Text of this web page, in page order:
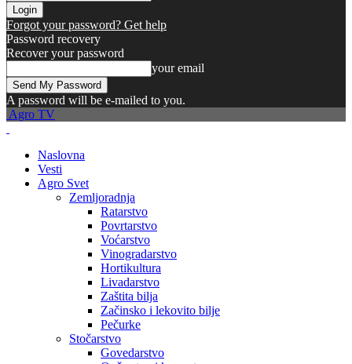
Forgot your password? Get help
Password recovery
Recover your password
your email
A password will be e-mailed to you.
Agro TV
Naslovna
Vesti
Agro Svet
Zemljoradnja
Ratarstvo
Povrtarstvo
Voćarstvo
Vinogradarstvo
Hortikultura
Livadarstvo
Zaštita bilja
Začinsko i lekovito bilje
Pečurke
Stočarstvo
Govedarstvo